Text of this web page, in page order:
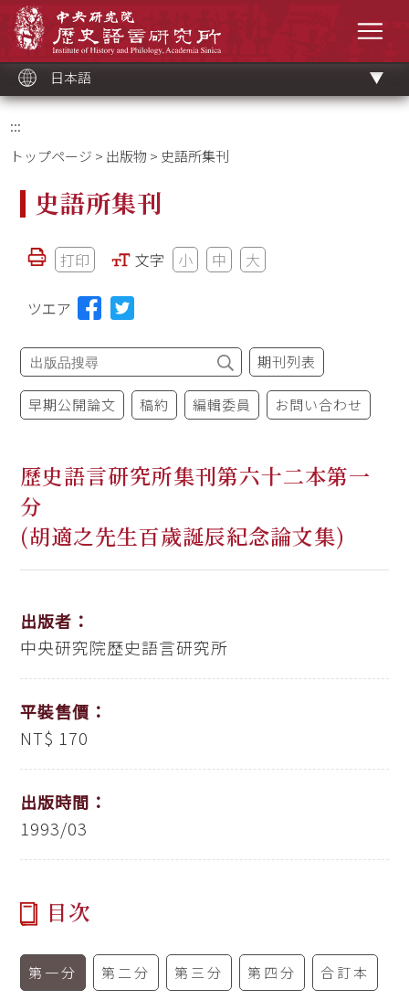
ッ
ク
日本語
:::
トップページ > 出版物 > 史語所集刊
史語所集刊
打印 文字 小 中 大
ツエア
期刊列表
早期公開論文 稿約 編輯委員 お問い合わせ
歷史語言研究所集刊第六十二本第一
分
(胡適之先生百歲誕辰紀念論文集)
出版者：
中央研究院歷史語言研究所
平裝售價：
NT$ 170
出版時間：
1993/03
目次
第一分 第二分 第三分 第四分 合訂本